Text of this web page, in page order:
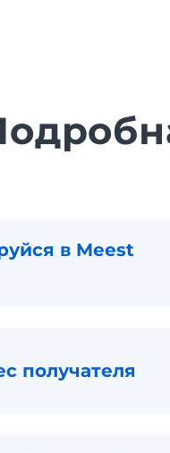
в Meest
получателя